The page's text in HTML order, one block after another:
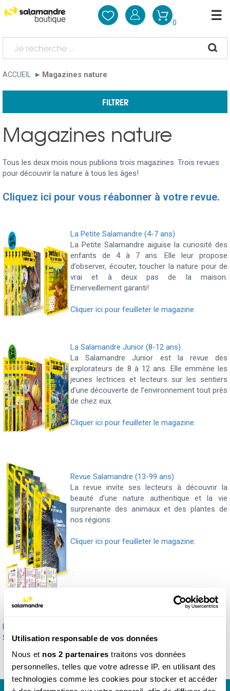
Utilisation responsable de vos données
Nous et nos 2 partenaires traitons vos données
personnelles, telles que votre adresse IP, en utilisant des
technologies comme les cookies pour stocker et accéder
0
ACCUEIL Magazines nature
FILTRER
Magazines nature
Tous les deux mois nous publions trois magazines. Trois revues
pour découvrir la nature à tous les âges!
Cliquez ici pour vous réabonner à votre revue.
La Petite Salamandre (4-7 ans)
La Petite Salamandre aiguise la curiosité des
enfants de 4 à 7 ans. Elle leur propose
d’observer, écouter, toucher la nature pour de
vrai et à deux pas de la maison.
Emerveillement garanti!
Cliquer ici pour feuilleter le magazine.
La Salamandre Junior (8-12 ans)
La Salamandre Junior est la revue des
explorateurs de 8 à 12 ans. Elle emmène les
jeunes lectrices et lecteurs sur les sentiers
d’une découverte de l’environnement tout près
de chez eux.
Cliquer ici pour feuilleter le magazine.
Revue Salamandre (13-99 ans)
La revue invite ses lecteurs à découvrir la
beauté d’une nature authentique et la vie
surprenante des animaux et des plantes de
nos régions.
Cliquer ici pour feuilleter le magazine.
Découvrez également nos numéros parus de
Salamandre,Salamandre Junior etRevue Salamandre